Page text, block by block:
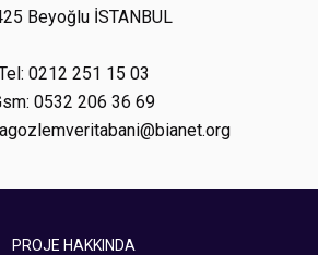
Beyoğlu İSTANBUL
0212 251 15 03
0532 206 36 69
PROJE HAKKINDA